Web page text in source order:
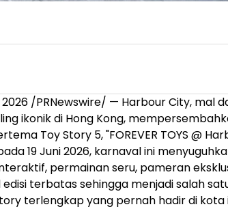
/PRNewswire/ — Harbour City, mal
ikonik di Hong Kong,
Toy Story 5, "FOREVER TOYS @
19 Juni 2026, karnaval ini
permainan seru, pameran
terbatas sehingga menjadi salah
terlengkap yang pernah hadir di kota